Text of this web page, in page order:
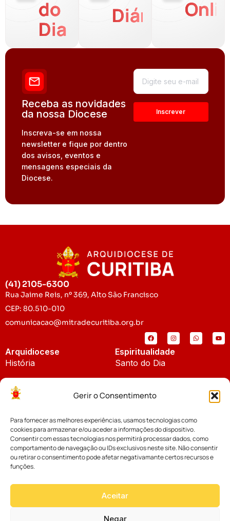
Gerir o Consentimento
Para fornecer as melhores experiências, usamos tecnologias como
cookies para armazenar e/ou aceder a informações do dispositivo.
Consentir com essas tecnologias nos permitirá processar dados, como
comportamento de navegação ou IDs exclusivos neste site. Não consentir
ou retirar o consentimento pode afetar negativamante certos recursos e
funções.
Aceitar
Negar
do
Dia
Diária
Receba as novidades
da nossa Diocese
Inscreva-se em nossa
newsletter e fique por dentro
dos avisos, eventos e
mensagens especiais da
Diocese.
(41) 2105-6300
Rua Jaime Reis, nº 369, Alto São Francisco
CEP: 80.510-010
comunicacao@mitradecuritiba.org.br
Arquidiocese
História
Padroeira
Espiritualidade
Santo do Dia
Notícias
Notícias da Arquidiocese
Notícias Cáritas
Palavra dos Bispos
Cúria Diocesana
Fundo Diocesano
Vicariatos da Educação
Eventos